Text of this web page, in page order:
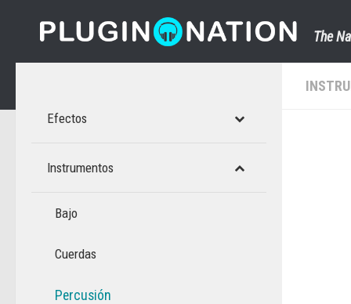
Saltar al contenido
The
Efectos
Instrumentos
Bajo
Cuerdas
Percusión